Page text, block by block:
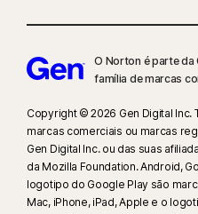
O Norton é parte da
família de marcas
Copyright © 2026 Gen Digital
marcas comerciais ou marcas
Gen Digital Inc. ou das suas
da Mozilla Foundation. Android,
logotipo do Google Play são
Mac, iPhone, iPad, Apple e o